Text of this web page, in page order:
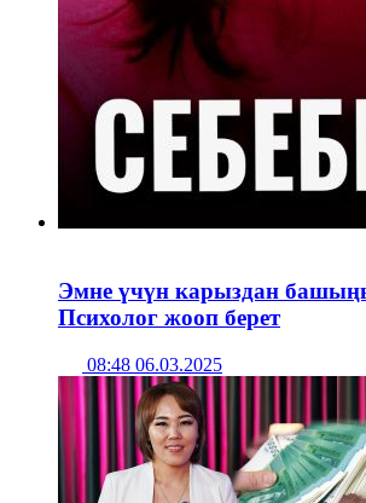
Эмне үчүн карыздан
Психолог жооп берет
08:48 06.03.2025